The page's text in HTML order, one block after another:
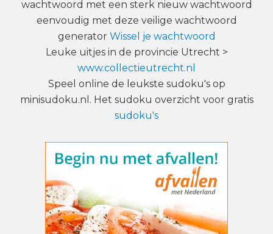
wachtwoord met een sterk nieuw wachtwoord
eenvoudig met deze veilige wachtwoord
generator Wissel je wachtwoord
Leuke uitjes in de provincie Utrecht >
www.collectieutrecht.nl
Speel online de leukste sudoku's op
minisudoku.nl. Het sudoku overzicht voor gratis
sudoku's